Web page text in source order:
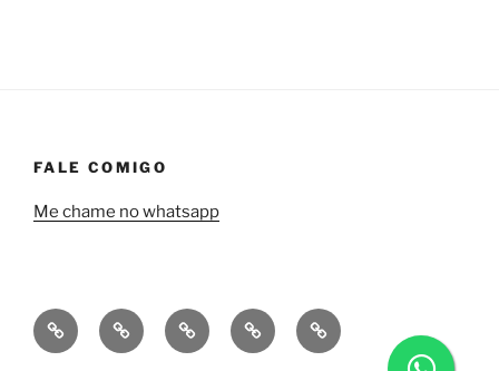
FALE COMIGO
Me chame no whatsapp
Quem
sou
Minha
empresa
Contrate
uma
Soluções
financeiras
Tecnologia